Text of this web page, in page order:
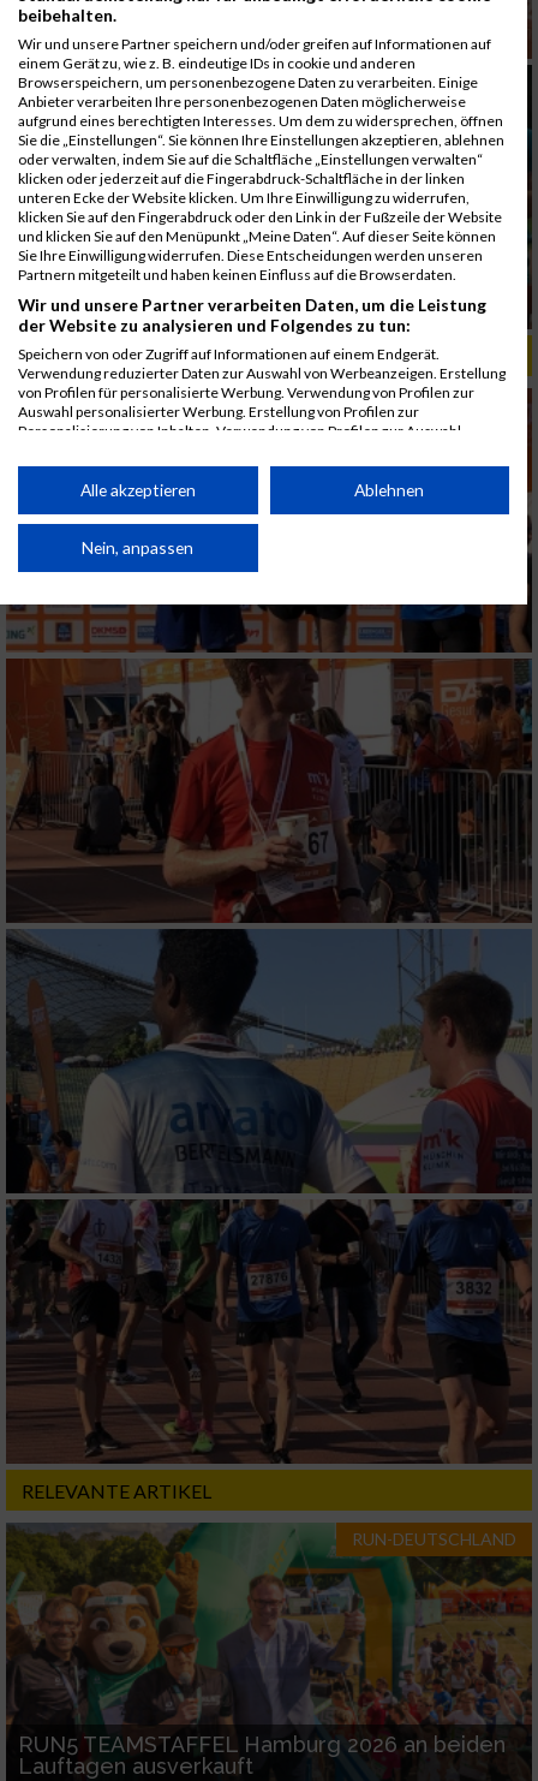
ALBUM B2RUN MÜNCHEN, B2RUN / 16.07.2019
RELEVANTE ARTIKEL
RUN-DEUTSCHLAND
RUN5 TEAMSTAFFEL Hamburg 2026 an beiden
Lauftagen ausverkauft
beibehalten.
Wir und unsere Partner speichern und/oder greifen auf Informationen auf
einem Gerät zu, wie z. B. eindeutige IDs in cookie und anderen
Browserspeichern, um personenbezogene Daten zu verarbeiten. Einige
Anbieter verarbeiten Ihre personenbezogenen Daten möglicherweise
aufgrund eines berechtigten Interesses. Um dem zu widersprechen, öffnen
Sie die „Einstellungen“. Sie können Ihre Einstellungen akzeptieren, ablehnen
oder verwalten, indem Sie auf die Schaltfläche „Einstellungen verwalten“
klicken oder jederzeit auf die Fingerabdruck-Schaltfläche in der linken
unteren Ecke der Website klicken. Um Ihre Einwilligung zu widerrufen,
klicken Sie auf den Fingerabdruck oder den Link in der Fußzeile der Website
und klicken Sie auf den Menüpunkt „Meine Daten“. Auf dieser Seite können
Sie Ihre Einwilligung widerrufen. Diese Entscheidungen werden unseren
Partnern mitgeteilt und haben keinen Einfluss auf die Browserdaten.
Wir und unsere Partner verarbeiten Daten, um die Leistung
der Website zu analysieren und Folgendes zu tun:
Speichern von oder Zugriff auf Informationen auf einem Endgerät.
Verwendung reduzierter Daten zur Auswahl von Werbeanzeigen. Erstellung
von Profilen für personalisierte Werbung. Verwendung von Profilen zur
Auswahl personalisierter Werbung. Erstellung von Profilen zur
Personalisierung von Inhalten. Verwendung von Profilen zur Auswahl
Performance von Inhalten. Analyse von Zielgruppen durch Statistiken oder
Kombinationen von Daten aus verschiedenen Quellen. Entwicklung und
von Inhalten.
Daten können außerhalb der Europäischen Union weitergegeben und in die
Website/App.
Partnerliste anzeigen (1 IAB-Anbieter)
Wir nutzen Ihre Daten für folgende Zwecke:
IAB-Verarbeitungszwecke:
Speichern von oder Zugriff auf Informationen
auf einem Endgerät
Verwendung reduzierter Daten zur Auswahl
von Werbeanzeigen
Erstellung von Profilen für personalisierte
Werbung
Verwendung von Profilen zur Auswahl
personalisierter Werbung
Erstellung von Profilen zur Personalisierung
von Inhalten
Verwendung von Profilen zur Auswahl
personalisierter Inhalte
Messung der Werbeleistung
Messung der Performance von Inhalten
Analyse von Zielgruppen durch Statistiken
oder Kombinationen von Daten aus
verschiedenen Quellen
Entwicklung und Verbesserung der Angebote
Verwendung reduzierter Daten zur Auswahl
von Inhalten
IAB-Besonderheiten:
Verwendung genauer Standortdaten
Geräte anhand von aktiv angeforderten
Informationen identifizieren
Nicht-IAB-Verarbeitungszwecke:
Alle akzeptieren Ablehnen
Nein, anpassen